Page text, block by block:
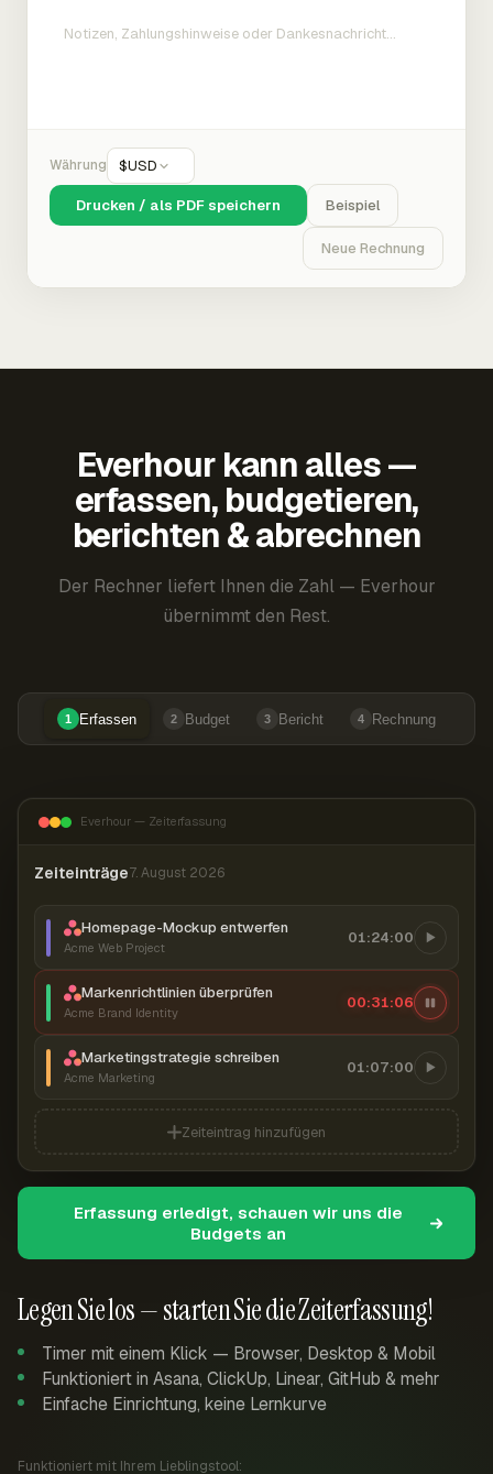
Währung $USD
Drucken / als PDF speichern Beispiel
Neue Rechnung
Everhour kann alles —
erfassen, budgetieren,
berichten & abrechnen
Der Rechner liefert Ihnen die Zahl — Everhour
übernimmt den Rest.
1 Erfassen 2 Budget 3 Bericht 4 Rechnung
Legen Sie los — starten Sie die Zeiterfassung!
Timer mit einem Klick — Browser, Desktop & Mobil
Funktioniert in Asana, ClickUp, Linear, GitHub & mehr
Einfache Einrichtung, keine Lernkurve
Funktioniert mit Ihrem Lieblingstool:
Everhour — Zeiterfassung
Zeiteinträge7. August 2026
Homepage-Mockup entwerfen
Acme Web Project
01:24:00
Markenrichtlinien überprüfen
Acme Brand Identity
00:31:07
Marketingstrategie schreiben
Acme Marketing
01:07:00
Zeiteintrag hinzufügen
Erfassung erledigt, schauen wir uns die
Budgets an